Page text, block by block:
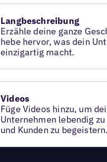
Langbeschreibung
Erzähle deine ganze
hebe hervor, was dein
einzigartig macht.
Videos
Füge Videos hinzu, um
Unternehmen lebendig
und Kunden zu begeistern.